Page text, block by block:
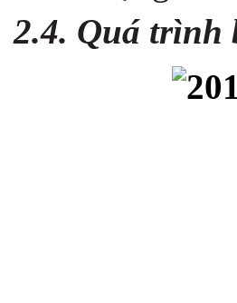
2.4. Quá trình